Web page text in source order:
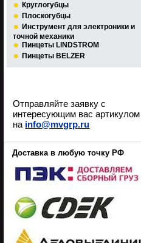
Круглогубцы
Плоскогубцы
Инструмент для электроники и
точной механики
Пинцеты LINDSTROM
Пинцеты BELZER
Отправляйте заявку с
интересующим вас артикулом
на info@mvgrp.ru
Доставка в любую точку РФ